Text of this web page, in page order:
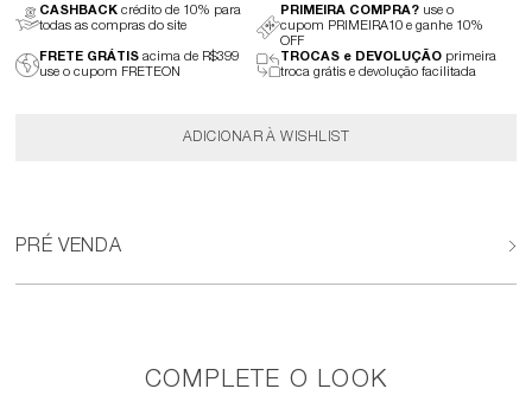
CASHBACK crédito de 10% para
todas as compras do site
PRIMEIRA COMPRA? use o
cupom PRIMEIRA10 e ganhe 10%
OFF
FRETE GRÁTIS acima de R$399
use o cupom FRETEON
TROCAS e DEVOLUÇÃO primeira
troca grátis e devolução facilitada
PRÉ VENDA
COMPLETE O LOOK